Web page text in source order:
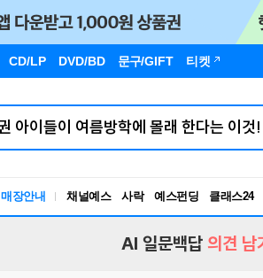
CD/LP DVD/BD 문구/GIFT 티켓
매장안내 채널예스 사락 예스펀딩 클래스24
AI 일문백답 의견